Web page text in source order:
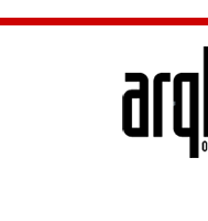
Skip to main content